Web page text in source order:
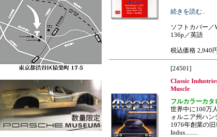
続きを読む..
ソフトカバー／
136p／英語
税込価格 2,940
[24501]
Classic
Muscle
フルカラーカタ
世界中に100万
ォルニア州ハ
1976年創業の
Indus.........